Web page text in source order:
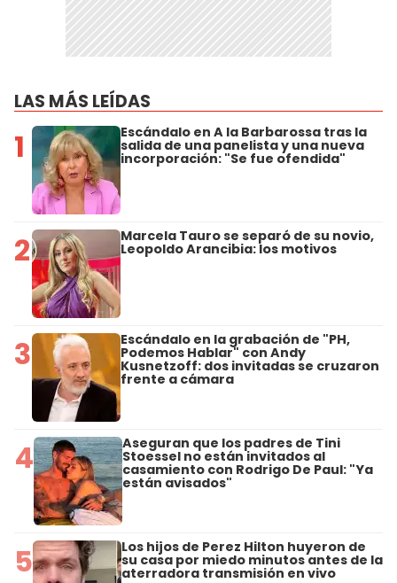
LAS MÁS LEÍDAS
1 Escándalo en A la Barbarossa tras la
salida de una panelista y una nueva
incorporación: "Se fue ofendida"
2 Marcela Tauro se separó de su novio,
Leopoldo Arancibia: los motivos
3 Escándalo en la grabación de "PH,
Podemos Hablar" con Andy
Kusnetzoff: dos invitadas se cruzaron
frente a cámara
4 Aseguran que los padres de Tini
Stoessel no están invitados al
casamiento con Rodrigo De Paul: "Ya
están avisados"
5 Los hijos de Perez Hilton huyeron de
su casa por miedo minutos antes de la
aterradora transmisión en vivo